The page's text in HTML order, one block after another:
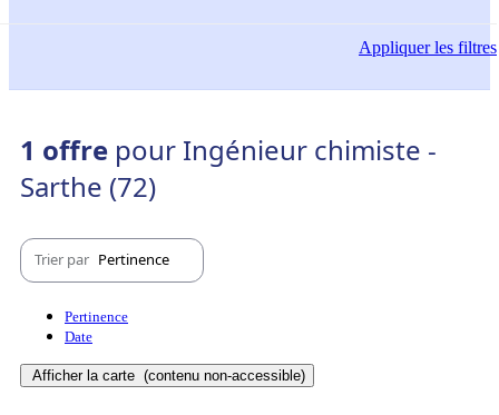
Appliquerles filtres
1 offre pour Ingénieur chimiste -
Sarthe (72)
Trier par Pertinence
Pertinence
Date
Afficher la carte (contenu non-accessible)